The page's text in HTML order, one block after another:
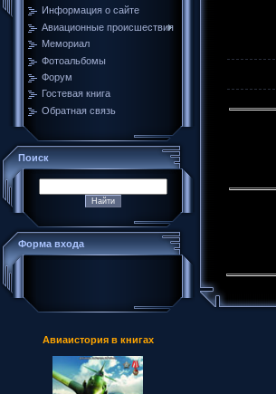
Информация о сайте
Авиационные происшествия
Мемориал
Фотоальбомы
Форум
Гостевая книга
Обратная связь
Поиск
Форма входа
Авиаистория в книгах